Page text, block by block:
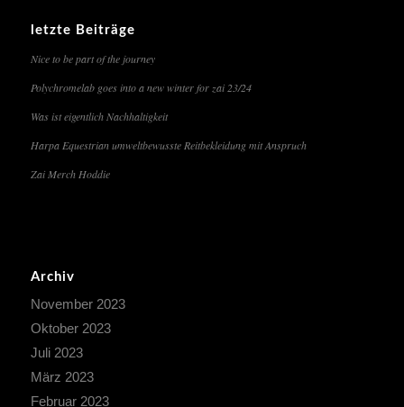
letzte Beiträge
Nice to be part of the journey
Polychromelab goes into a new winter for zai 23/24
Was ist eigentlich Nachhaltigkeit
Harpa Equestrian umweltbewusste Reitbekleidung mit Anspruch
Zai Merch Hoddie
Archiv
November 2023
Oktober 2023
Juli 2023
März 2023
Februar 2023